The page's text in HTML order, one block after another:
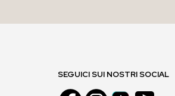
SEGUICI SUI NOSTRI SOCIAL